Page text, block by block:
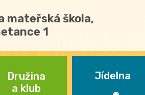
mateřská škola,
1
Družina
a klub
Jídelna